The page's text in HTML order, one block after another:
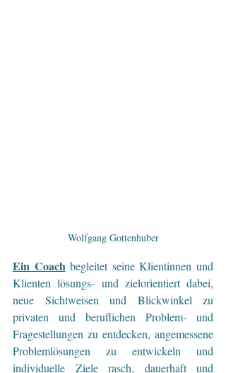
Wolfgang Gottenhuber
Ein Coach begleitet seine Klientinnen und
Klienten lösungs- und zielorientiert dabei,
neue Sichtweisen und Blickwinkel zu
privaten und beruflichen Problem- und
Fragestellungen zu entdecken, angemessene
Problemlösungen zu entwickeln und
individuelle Ziele rasch, dauerhaft und